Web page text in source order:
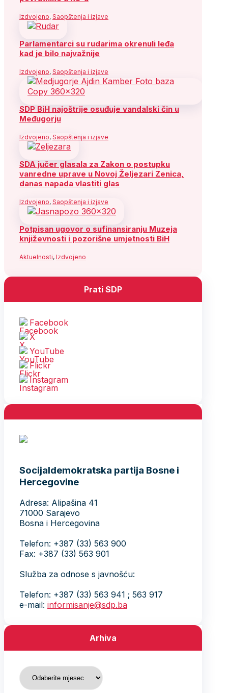
Izdvojeno, Saopštenja i izjave
Parlamentarci su rudarima okrenuli leđa
kad je bilo najvažnije
Izdvojeno, Saopštenja i izjave
SDP BiH najoštrije osuđuje vandalski čin u
Međugorju
Izdvojeno, Saopštenja i izjave
SDA jučer glasala za Zakon o postupku
vanredne uprave u Novoj Željezari Zenica,
danas napada vlastiti glas
Izdvojeno, Saopštenja i izjave
Potpisan ugovor o sufinansiranju Muzeja
književnosti i pozorišne umjetnosti BiH
Aktuelnosti, Izdvojeno
Prati SDP
Facebook
X
YouTube
Flickr
Instagram
Socijaldemokratska partija Bosne i
Hercegovine
Adresa: Alipašina 41
71000 Sarajevo
Bosna i Hercegovina
Telefon: +387 (33) 563 900
Fax: +387 (33) 563 901
Služba za odnose s javnošću:
Telefon: +387 (33) 563 941 ; 563 917
e-mail: informisanje@sdp.ba
Arhiva
Arhiva